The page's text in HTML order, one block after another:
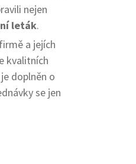
nejen
leták.
a jejích
kvalitních
doplněn o
se jen